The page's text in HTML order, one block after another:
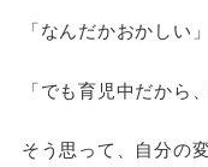
「なんだかおかしい」
「でも育児中だか
そう思って、自分の